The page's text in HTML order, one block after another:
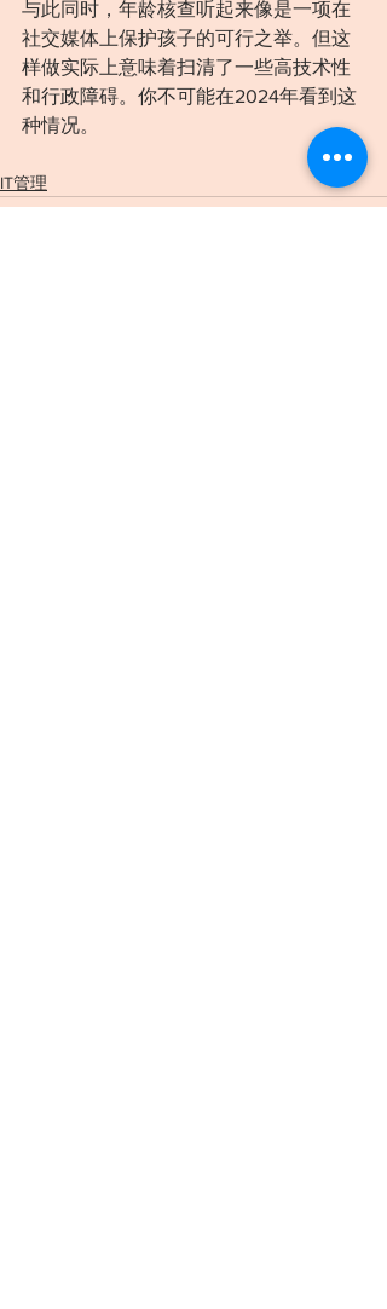
与此同时，年龄核查听起来像是一项在
社交媒体上保护孩子的可行之举。但这
样做实际上意味着扫清了一些高技术性
和行政障碍。你不可能在2024年看到这
种情况。
IT管理